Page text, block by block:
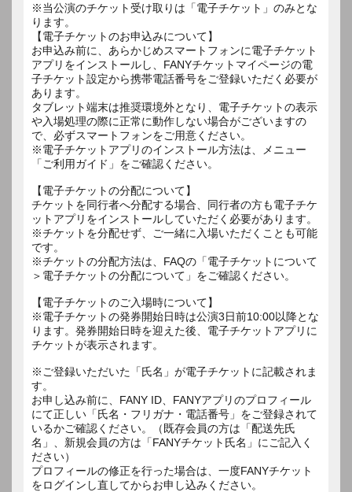
※当公演のチケット受け取りは「電子チケット」のみとな
ります。
【電子チケットのお申込みについて】
お申込み前に、あらかじめスマートフォンに電子チケット
アプリをインストールし、FANYチケットマイページの電
子チケット設定から携帯電話番号をご登録いただく必要が
あります。
タブレット端末は推奨環境外となり、電子チケットの表示
や入場処理の際に正常に動作しない場合がございますの
で、必ずスマートフォンをご用意ください。
※電子チケットアプリのインストール方法は、メニュー
「ご利用ガイド」をご確認ください。
【電子チケットの分配について】
チケットを同行者へ分配する場合、同行者の方も電子チケ
ットアプリをインストールしていただく必要があります。
※チケットを分配せず、ご一緒に入場いただくことも可能
です。
※チケットの分配方法は、FAQの「電子チケットについて
＞電子チケットの分配について」をご確認ください。
【電子チケットのご入場時について】
※電子チケットの発券開始日時は公演3日前10:00以降とな
ります。発券開始日時を迎えた後、電子チケットアプリに
チケットが表示されます。
※ご登録いただいた「氏名」が電子チケットに記載されま
す。
お申し込み前に、FANY ID、FANYアプリのプロフィール
にて正しい「氏名・フリガナ・電話番号」をご登録されて
いるかご確認ください。（既存会員の方は「配送先氏
名」、新規会員の方は「FANYチケット氏名」にご記入く
ださい）
プロフィールの修正を行った場合は、一度FANYチケット
をログインし直してからお申し込みください。